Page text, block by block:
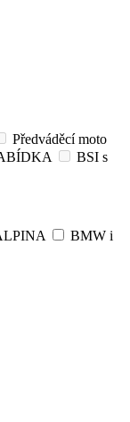
Předváděcí moto
BSI s
BMW i